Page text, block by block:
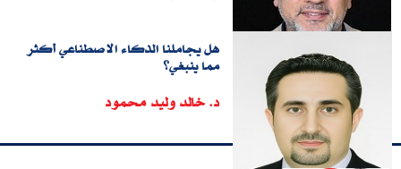
هل يجاملنا الذكاء الاصطناعي أكثر
مما ينبغي؟
د. خالد وليد محمود